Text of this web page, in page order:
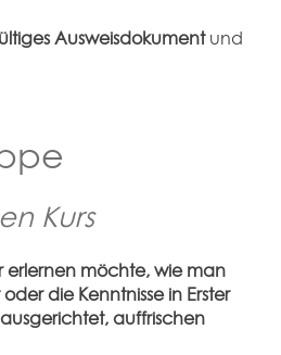
Ausweisdokumentund
Kurs
erlernen möchte, wie man
die Kenntnisse in Erster
auffrischen